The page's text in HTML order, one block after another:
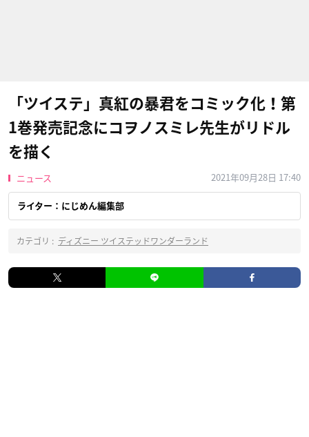
「ツイステ」真紅の暴君をコミック化！第
1巻発売記念にコヲノスミレ先生がリドル
を描く
ニュース 2021年09月28日 17:40
ライター：にじめん編集部
カテゴリ : ディズニー ツイステッドワンダーランド